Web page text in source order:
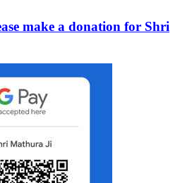
make a donation for Shri